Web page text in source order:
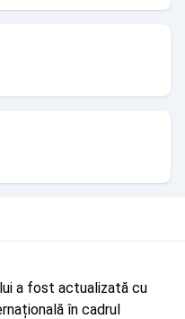
a fost actualizată cu
în cadrul